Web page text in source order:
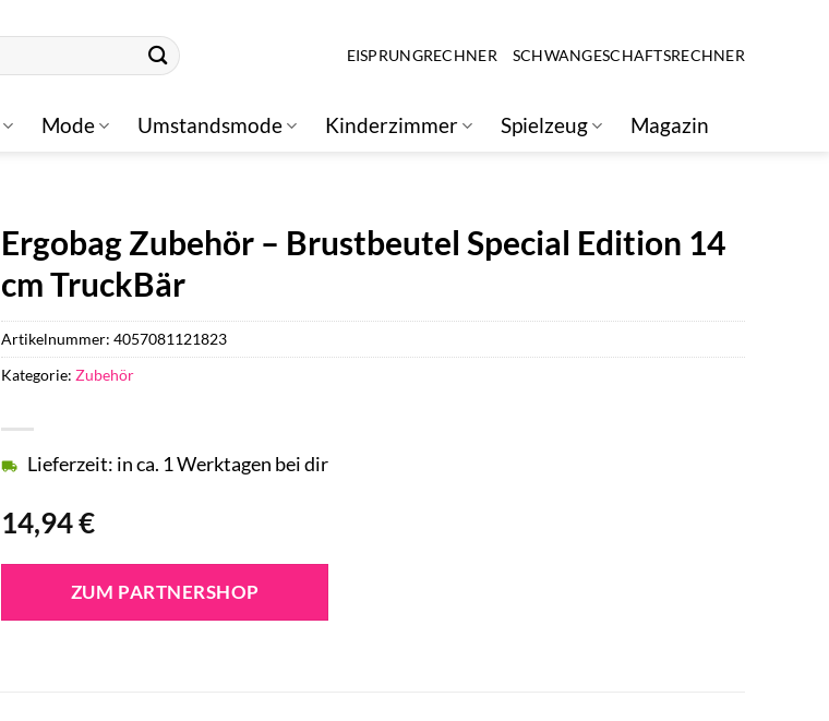
EISPRUNGRECHNER SCHWANGESCHAFTSRECHNER
Mode Umstandsmode Kinderzimmer Spielzeug Magazin
Ergobag Zubehör – Brustbeutel Special Edition 14
cm TruckBär
14,94€
Lieferzeit: in ca. 1 Werktagen bei dir
ZUM PARTNERSHOP
Artikelnummer:4057081121823
Kategorie:Zubehör